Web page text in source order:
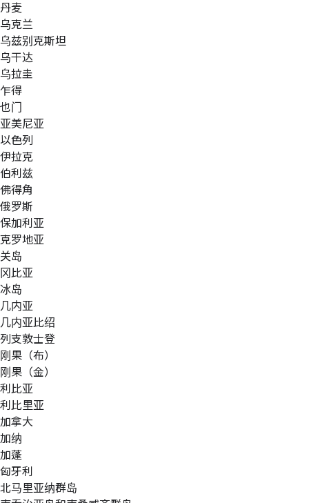
丹麦
乌克兰
乌兹别克斯坦
乌干达
乌拉圭
乍得
也门
亚美尼亚
以色列
伊拉克
伯利兹
佛得角
俄罗斯
保加利亚
克罗地亚
关岛
冈比亚
冰岛
几内亚
几内亚比绍
列支敦士登
刚果（布）
刚果（金）
利比亚
利比里亚
加拿大
加纳
加蓬
匈牙利
北马里亚纳群岛